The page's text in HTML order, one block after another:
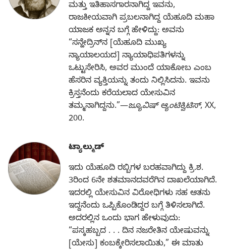
ಮತ್ತು ಇತಿಹಾಸಗಾರನಾಗಿದ್ದ ಇವನು,
ರಾಜಕೀಯವಾಗಿ ಪ್ರಬಲನಾಗಿದ್ದ ಯೆಹೂದಿ ಮಹಾ
ಯಾಜಕ ಅನ್ನನ ಬಗ್ಗೆ ಹೇಳಿದ್ದು: ಅವನು
“ಸನ್ಹೇದ್ರಿನ್‌ನ [ಯೆಹೂದಿ ಮುಖ್ಯ
ನ್ಯಾಯಾಲಯದ] ನ್ಯಾಯಾಧಿಪತಿಗಳನ್ನು
ಒಟ್ಟುಸೇರಿಸಿ, ಅವರ ಮುಂದೆ ಯಾಕೋಬ ಎಂಬ
ಹೆಸರಿನ ವ್ಯಕ್ತಿಯನ್ನು ತಂದು ನಿಲ್ಲಿಸಿದನು. ಇವನು
ಕ್ರಿಸ್ತನೆಂದು ಕರೆಯಲಾದ ಯೇಸುವಿನ
ತಮ್ಮನಾಗಿದ್ದನು.”—ಜ್ಯೂವಿಷ್‌ ಆ್ಯಂಟಿಕ್ವಿಟಿಸ್‌, XX,
200.
ಟ್ಯಾಲ್ಮುಡ್‌
ಇದು ಯೆಹೂದಿ ರಬ್ಬಿಗಳ ಬರಹವಾಗಿದ್ದು ಕ್ರಿ.ಶ.
3ರಿಂದ 6ನೇ ಶತಮಾನದವರೆಗಿನ ದಾಖಲೆಯಾಗಿದೆ.
ಇದರಲ್ಲಿ ಯೇಸುವಿನ ವಿರೋಧಿಗಳು ಸಹ ಆತನು
ಇದ್ದನೆಂದು ಒಪ್ಪಿಕೊಂಡಿದ್ದರ ಬಗ್ಗೆ ತಿಳಿಸಲಾಗಿದೆ.
ಅದರಲ್ಲಿನ ಒಂದು ಭಾಗ ಹೇಳುವುದು:
“ಪಸ್ಕಹಬ್ಬದ . . . ದಿನ ನಜರೇತಿನ ಯೇಷುವನ್ನು
[ಯೇಸು] ಕಂಬಕ್ಕೇರಿಸಲಾಯಿತು,” ಈ ಮಾತು